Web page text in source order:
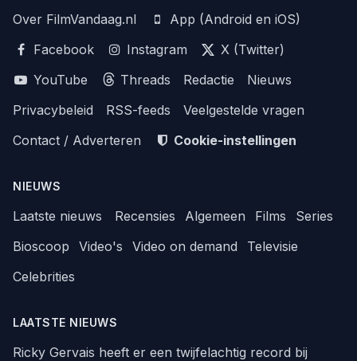
Over FilmVandaag.nl
App (Android en iOS)
Facebook
Instagram
X (Twitter)
YouTube
Threads Redactie
Nieuws
Privacybeleid
RSS-feeds
Veelgestelde vragen
Contact / Adverteren
Cookie-instellingen
NIEUWS
Laatste nieuws Recensies Algemeen Films
Series
Bioscoop
Video's Video on demand
Televisie
Celebrities
LAATSTE NIEUWS
Ricky Gervais heeft er een twijfelachtig record bij